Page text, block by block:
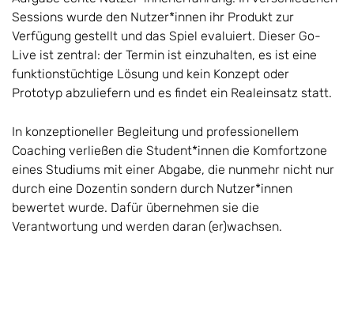
Sessions wurde den Nutzer*innen ihr Produkt zur
Verfügung gestellt und das Spiel evaluiert. Dieser Go-
Live ist zentral: der Termin ist einzuhalten, es ist eine
funktionstüchtige Lösung und kein Konzept oder
Prototyp abzuliefern und es findet ein Realeinsatz statt.
In konzeptioneller Begleitung und professionellem
Coaching verließen die Student*innen die Komfortzone
eines Studiums mit einer Abgabe, die nunmehr nicht nur
durch eine Dozentin sondern durch Nutzer*innen
bewertet wurde. Dafür übernehmen sie die
Verantwortung und werden daran (er)wachsen.